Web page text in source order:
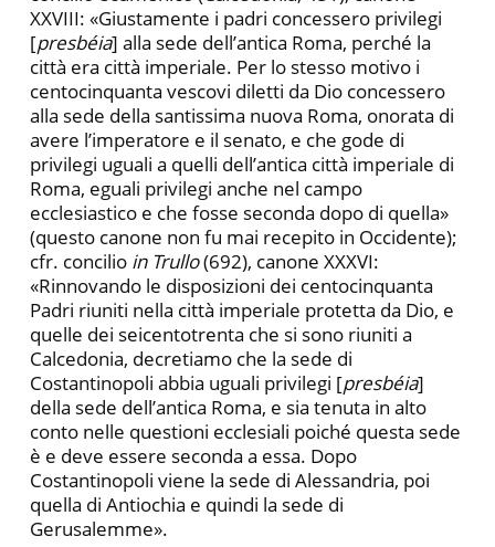
XXVIII: «Giustamente i padri concessero privilegi
[presbéia] alla sede dell’antica Roma, perché la
città era città imperiale. Per lo stesso motivo i
centocinquanta vescovi diletti da Dio concessero
alla sede della santissima nuova Roma, onorata di
avere l’imperatore e il senato, e che gode di
privilegi uguali a quelli dell’antica città imperiale di
Roma, eguali privilegi anche nel campo
ecclesiastico e che fosse seconda dopo di quella»
(questo canone non fu mai recepito in Occidente);
cfr. concilio in Trullo(692), canone XXXVI:
«Rinnovando le disposizioni dei centocinquanta
Padri riuniti nella città imperiale protetta da Dio, e
quelle dei seicentotrenta che si sono riuniti a
Calcedonia, decretiamo che la sede di
Costantinopoli abbia uguali privilegi [presbéia]
della sede dell’antica Roma, e sia tenuta in alto
conto nelle questioni ecclesiali poiché questa sede
è e deve essere seconda a essa. Dopo
Costantinopoli viene la sede di Alessandria, poi
quella di Antiochia e quindi la sede di
Gerusalemme».